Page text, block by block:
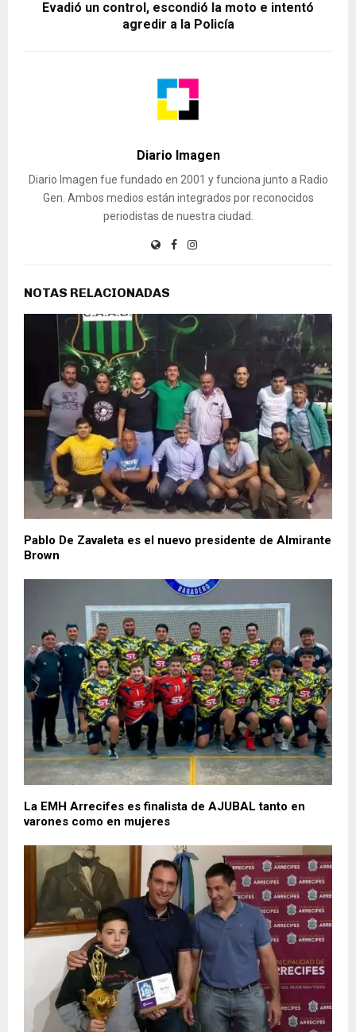
Evadió un control, escondió la moto e intentó
agredir a la Policía
Diario Imagen
Diario Imagen fue fundado en 2001 y funciona junto a Radio
Gen. Ambos medios están integrados por reconocidos
periodistas de nuestra ciudad.
NOTAS RELACIONADAS
Pablo De Zavaleta es el nuevo presidente de Almirante
Brown
La EMH Arrecifes es finalista de AJUBAL tanto en
varones como en mujeres